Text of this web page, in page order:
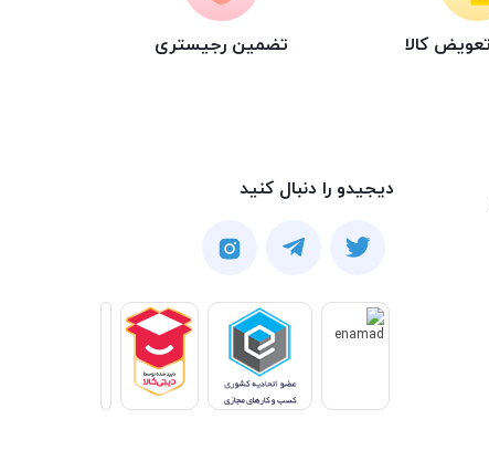
کالا تضمین رجیستری
دیجیدو را دنبال کنید